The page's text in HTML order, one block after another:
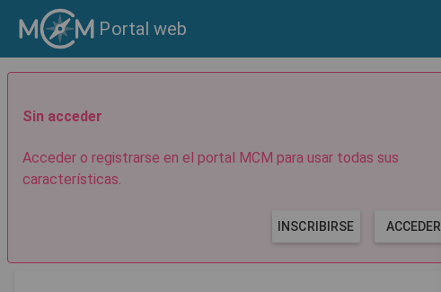
Portal web
Sin acceder
Acceder o registrarse en el portal MCM para usar todas sus
características.
INSCRIBIRSE ACCEDER